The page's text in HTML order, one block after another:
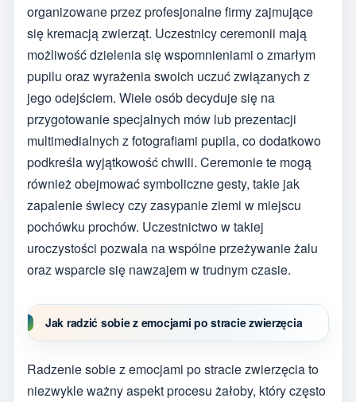
organizowane przez profesjonalne firmy zajmujące
się kremacją zwierząt. Uczestnicy ceremonii mają
możliwość dzielenia się wspomnieniami o zmarłym
pupilu oraz wyrażenia swoich uczuć związanych z
jego odejściem. Wiele osób decyduje się na
przygotowanie specjalnych mów lub prezentacji
multimedialnych z fotografiami pupila, co dodatkowo
podkreśla wyjątkowość chwili. Ceremonie te mogą
również obejmować symboliczne gesty, takie jak
zapalenie świecy czy zasypanie ziemi w miejscu
pochówku prochów. Uczestnictwo w takiej
uroczystości pozwala na wspólne przeżywanie żalu
oraz wsparcie się nawzajem w trudnym czasie.
Jak radzić sobie z emocjami po stracie zwierzęcia
Radzenie sobie z emocjami po stracie zwierzęcia to
niezwykle ważny aspekt procesu żałoby, który często